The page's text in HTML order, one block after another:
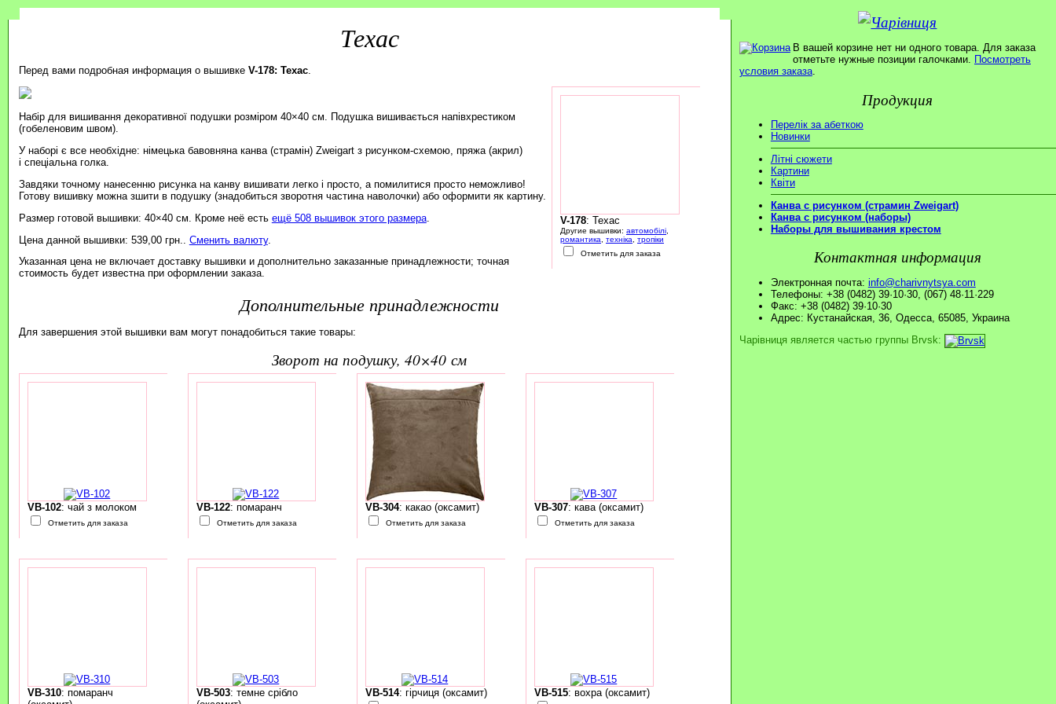
Техас
Перед вами подробная информация о вышивке V-178: Техас.
V-178: Техас
Другие вышивки: автомобілі
романтика
техніка
тропіки
Отметить для заказа
Набір для вишивання декоративної подушки розміром 40×40 см. Подушка вишивається напівхрестиком
(гобеленовим швом).
У наборі є все необхідне: німецька бавовняна канва (страмін) Zweigart з рисунком-схемою, пряжа (акрил)
і спеціальна голка.
Завдяки точному нанесенню рисунка на канву вишивати легко і просто, а помилитися просто неможливо!
Готову вишивку можна зшити в подушку (знадобиться зворотня частина наволочки) або оформити як картину.
Размер готовой вышивки: 40×40 см. Кроме неё есть ещё 508 вышивок этого размера.
Цена данной вышивки: 539,00 грн.. Сменить валюту.
Указанная цена не включает доставку вышивки и дополнительно заказанные принадлежности; точная
стоимость будет известна при оформлении заказа.
Дополнительные принадлежности
Для завершения этой вышивки вам могут понадобиться такие товары:
зворот на подушку, 40×40 см
VB-102: чай з молоком
Отметить для заказа
VB-122: помаранч
Отметить для заказа
VB-304: какао (оксамит)
Отметить для заказа
VB-307: кава (оксамит)
Отметить для заказа
VB-310: помаранч
VB-503: темне срібло
VB-514: гірчиця (оксамит) VB-515: вохра (оксамит)
В вашей корзине нет ни одного товара. Для заказа
отметьте нужные позиции галочками. Посмотреть
условия заказа.
Продукция
Перелік за абеткою
Новинки
Літні сюжети
Картини
Квіти
Канва с рисунком (страмин Zweigart)
Канва с рисунком (наборы)
Наборы для вышивания крестом
Контактная информация
Электронная почта: info@charivnytsya.com
Телефоны: +38 (0482) 39·10·30, (067) 48·11·229
Факс: +38 (0482) 39·10·30
Адрес: Кустанайская, 36, Одесса, 65085, Украина
Чарівниця является частью группы Brvsk: